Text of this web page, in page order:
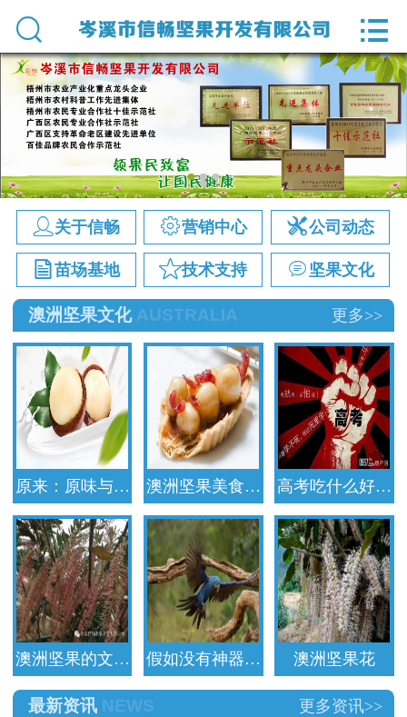
网站首页
关于信畅
营销中心
公司动态
苗场基地
技术支持
顾问直通车
澳洲坚果文化
 
关于信畅 营销中心 公司动态
苗场基地 技术支持  坚果文化
澳洲坚果文化 AUSTRALIA 更多>>
原来：原味与… 澳洲坚果美食… 高考吃什么好…
澳洲坚果的文… 假如没有神器… 澳洲坚果花
最新资讯 NEWS 更多资讯>>